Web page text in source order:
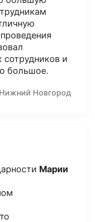
сотрудников и
большое.
Новгород
Марии